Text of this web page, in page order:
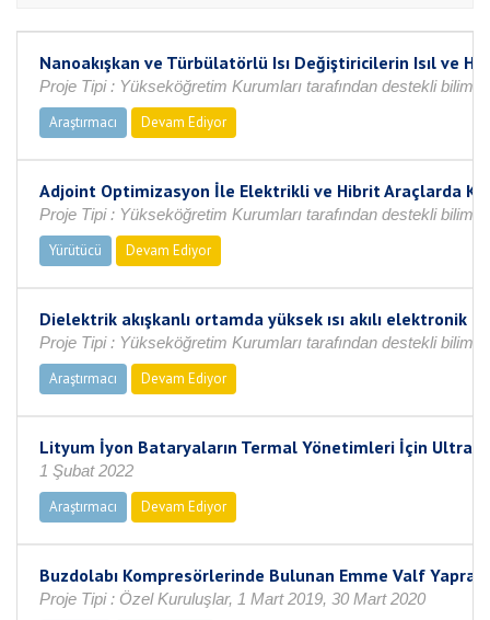
Nanoakışkan ve Türbülatörlü Isı Değiştiricilerin Isıl ve
Proje Tipi : Yükseköğretim Kurumları tarafından destekli
Araştırmacı
Devam Ediyor
Adjoint Optimizasyon İle Elektrikli ve Hibrit Araçlarda
Proje Tipi : Yükseköğretim Kurumları tarafından destekli
Yürütücü
Devam Ediyor
Dielektrik akışkanlı ortamda yüksek ısı akılı
Proje Tipi : Yükseköğretim Kurumları tarafından destekli
Araştırmacı
Devam Ediyor
Lityum İyon Bataryaların Termal Yönetimleri İçin
1 Şubat 2022
Araştırmacı
Devam Ediyor
Buzdolabı Kompresörlerinde Bulunan Emme Valf
Proje Tipi : Özel Kuruluşlar, 1 Mart 2019, 30 Mart 2020